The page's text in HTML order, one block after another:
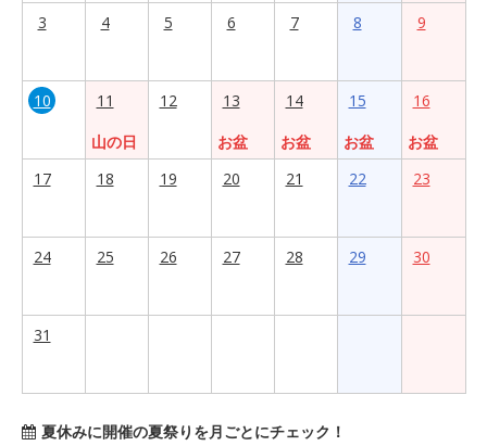
3 4 5 6 7 8 9
10
11
山の日
12
13
お盆
14
お盆
15
お盆
16
お盆
17
18 19 20 21 22 23
24 25 26 27 28 29 30
31
夏休みに開催の夏祭りを月ごとにチェック！